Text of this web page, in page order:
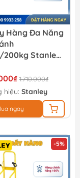
Hàng Đa Năng
200kg Stanley
1.710.000₫
hiệu: Stanley
ngay
-5%